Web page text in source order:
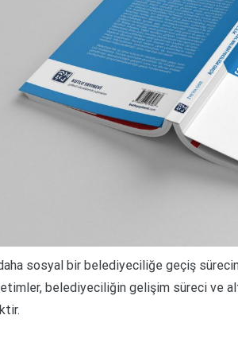
sosyal bir belediyeciliğe geçiş
belediyeciliğin gelişim süreci ve